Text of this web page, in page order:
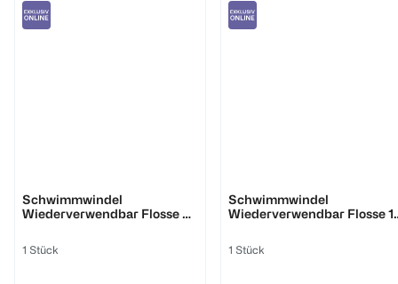
Schwimmwindel
Wiederverwendbar Flosse 6-
1 Stück
Schwimmwindel
Wiederverwendbar Flosse
1 Stück